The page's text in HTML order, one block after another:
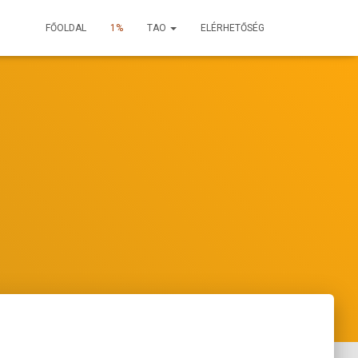
FŐOLDAL 1% TAO ELÉRHETŐSÉG